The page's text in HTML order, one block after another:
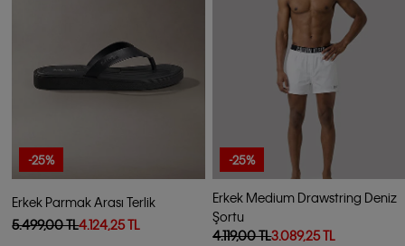
-25%
Erkek Parmak Arası Terlik
5.499,00 TL4.124,25 TL
-25%
Erkek Medium Drawstring Deniz
Şortu
4.119,00 TL3.089,25 TL